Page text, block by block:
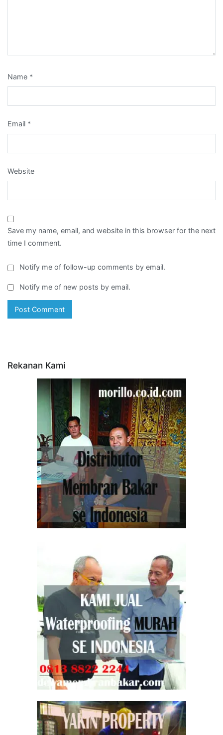
Name *
Email *
Website
Save my name, email, and website in this browser for the next
time I comment.
Notify me of follow-up comments by email.
Notify me of new posts by email.
Rekanan Kami